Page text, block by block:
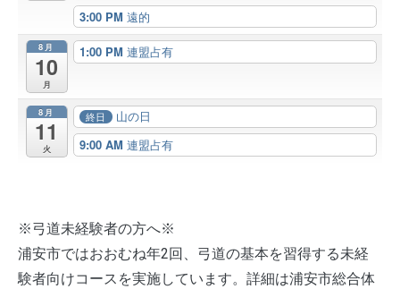
3:00 PM 遠的
8月
10
月
1:00 PM 連盟占有
8月
11
火
終日
山の日
9:00 AM 連盟占有
※弓道未経験者の方へ※
浦安市ではおおむね年2回、弓道の基本を習得する未経
験者向けコースを実施しています。詳細は浦安市総合体